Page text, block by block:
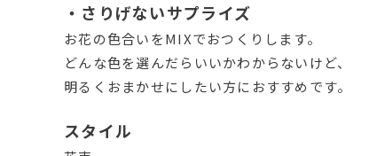
・さりげないサプライズ
お花の色合いをMIXでおつくりします。
どんな色を選んだらいいかわからないけど、
明るくおまかせにしたい方におすすめです。
スタイル